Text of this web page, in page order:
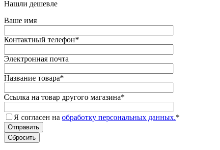
Нашли дешевле
Ваше имя
Контактный телефон*
Электронная почта
Название товара*
Ссылка на товар другого магазина*
Я согласен на обработку персональных данных.*